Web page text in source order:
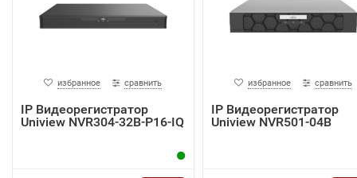
избранное сравнить
IP Видеорегистратор
Uniview NVR304-32B-P16-IQ
избранное сравнить
IP Видеорегистратор
Uniview NVR501-04B